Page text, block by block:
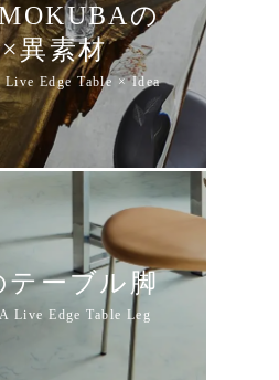
の
異素材
テーブル脚